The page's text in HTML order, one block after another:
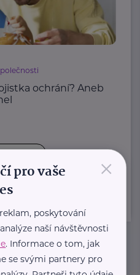
ochrání? Aneb
×
pro vaše
poskytování
naší návštěvnosti
. Informace o tom, jak
se svými partnery pro